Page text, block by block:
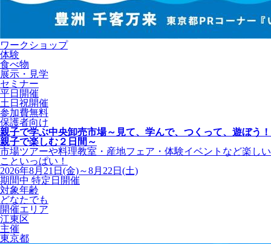
ワークショップ
体験
食べ物
展示・見学
セミナー
平日開催
土日祝開催
参加費無料
保護者向け
親子で学ぶ中央卸売市場～見て、学んで、つくって、遊ぼう！
親子で楽しむ２日間～
市場ツアーや料理教室・産地フェア・体験イベントなど楽しい
こといっぱい！
2026年8月21日(金)～8月22日(土)
期間中 特定日開催
対象年齢
どなたでも
開催エリア
江東区
主催
東京都